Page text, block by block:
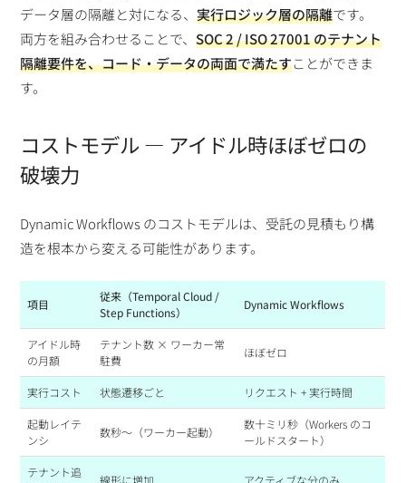
データ層の隔離と対になる、実行ロジック層の隔離です。
両方を組み合わせることで、SOC 2 / ISO 27001 のテナント
隔離要件を、コード・データの両面で満たすことができま
す。
コストモデル — アイドル時ほぼゼロの
破壊力
Dynamic Workflows のコストモデルは、受託の見積もり構
造を根本から変える可能性があります。
項目
従来（Temporal Cloud /
Step Functions）
Dynamic Workflows
アイドル時
の月額
テナント数 × ワーカー常
駐費
ほぼゼロ
実行コスト 状態遷移ごと リクエスト + 実行時間
起動レイテ
ンシ
数秒〜（ワーカー起動）
数十ミリ秒（Workers のコ
ールドスタート）
テナント追
線形に増加 アクティブな分のみ